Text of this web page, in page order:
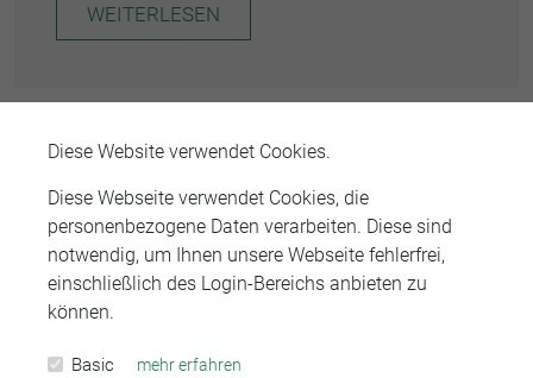
Diese Website verwendet Cookies.
Diese Webseite verwendet Cookies, die
personenbezogene Daten verarbeiten. Diese sind
notwendig, um Ihnen unsere Webseite fehlerfrei,
einschließlich des Login-Bereichs anbieten zu
können.
Basic mehr erfahren
WEITERLESEN
Die RAK auf der Berufsmesse in
Ellwangen
A­m­ 18.11.2023 ist die RAK Stuttgart auf der